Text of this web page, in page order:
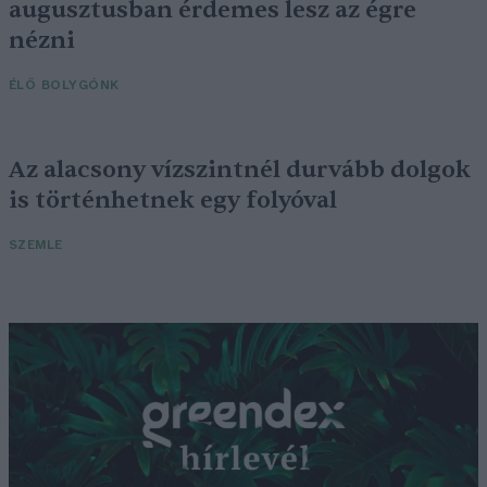
augusztusban érdemes lesz az égre
nézni
ÉLŐ BOLYGÓNK
Az alacsony vízszintnél durvább dolgok
is történhetnek egy folyóval
SZEMLE